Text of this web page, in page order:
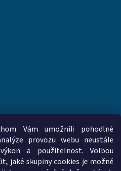
Vám umožnili pohodlné
provozu webu neustále
a použitelnost. Volbou
jaké skupiny cookies je možné
www.palmat.cz